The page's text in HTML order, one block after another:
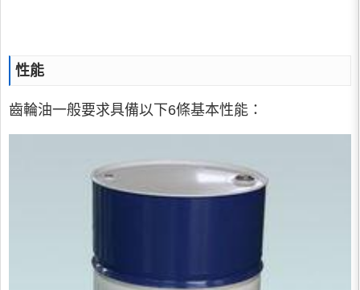
性能
齒輪油一般要求具備以下6條基本性能：